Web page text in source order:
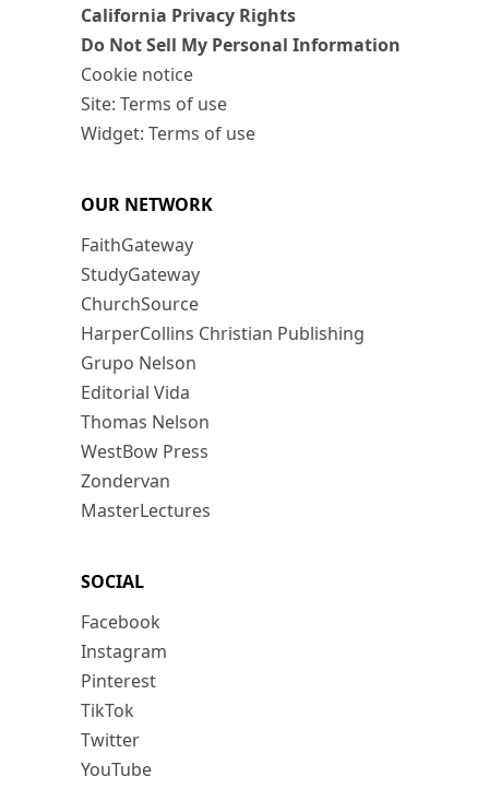
California Privacy Rights
Do Not Sell My Personal Information
Cookie notice
Site: Terms of use
Widget: Terms of use
OUR NETWORK
FaithGateway
StudyGateway
ChurchSource
HarperCollins Christian Publishing
Grupo Nelson
Editorial Vida
Thomas Nelson
WestBow Press
Zondervan
MasterLectures
SOCIAL
Facebook
Instagram
Pinterest
TikTok
Twitter
YouTube